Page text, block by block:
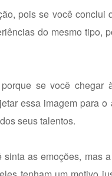
pois se você conclui
do mesmo tipo,
se você chegar
essa imagem para o
seus talentos.
as emoções, mas